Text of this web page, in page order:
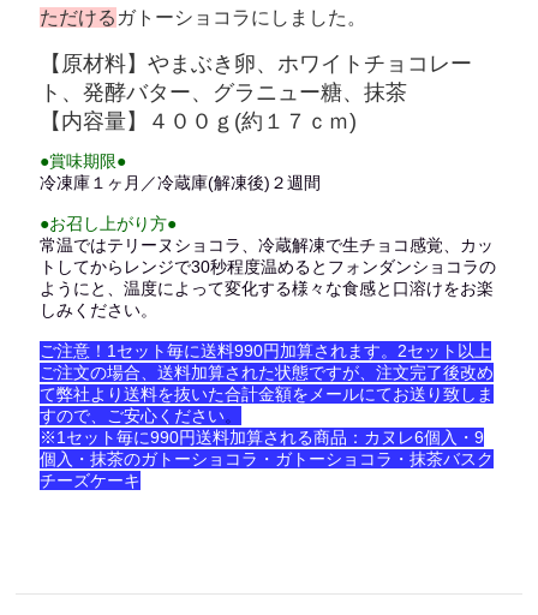
ただける ガトーショコラにしました。
【原材料】やまぶき卵、ホワイトチョコレー
ト、発酵バター、グラニュー糖、抹茶
【内容量】４００ｇ(約１７ｃｍ)
●賞味期限●
冷凍庫１ヶ月／冷蔵庫(解凍後)２週間
●お召し上がり方●
常温ではテリーヌショコラ、冷蔵解凍で生チョコ感覚、カッ
トしてからレンジで30秒程度温めるとフォンダンショコラの
ようにと、温度によって変化する様々な食感と口溶けをお楽
しみください。
ご注意！1セット毎に送料990円加算されます。2セット以上
ご注文の場合、送料加算された状態ですが、注文完了後改め
て弊社より送料を抜いた合計金額をメールにてお送り致しま
すので、ご安心ください。
※1セット毎に990円送料加算される商品：カヌレ6個入・9
個入・抹茶のガトーショコラ・ガトーショコラ・抹茶バスク
チーズケーキ